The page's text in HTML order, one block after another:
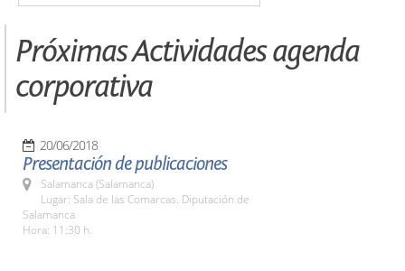
Próximas Actividades agenda
corporativa
20/06/2018
Presentación de publicaciones
Salamanca (Salamanca)
Lugar: Sala de las Comarcas. Diputación de
Salamanca
Hora: 11:30 h.